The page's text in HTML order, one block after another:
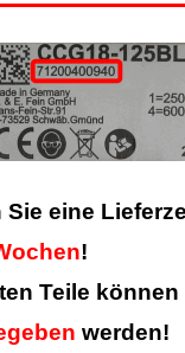
Sie eine
!
Teile können
werden!